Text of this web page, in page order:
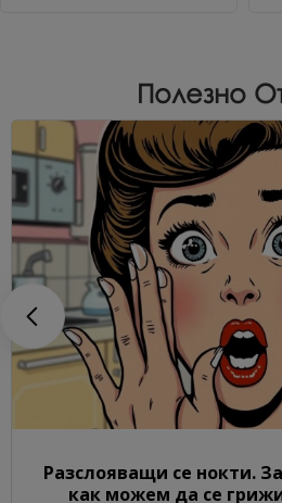
Полезно
Разслояващи се нокти.
как можем да се